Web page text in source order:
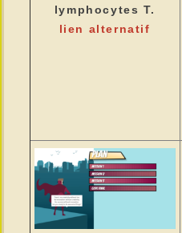
lymphocytes T.
lien alternatif